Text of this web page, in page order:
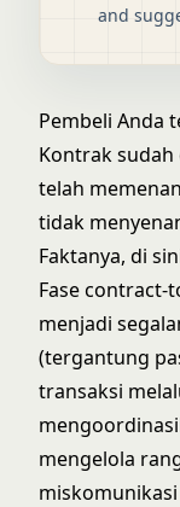
and
Pembeli Anda
Kontrak sudah
telah
tidak
Faktanya, di
Fase contract-
menjadi
(tergantung
transaksi
mengelola